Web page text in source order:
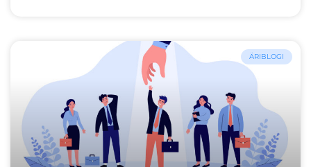
ÄRIBLOGI